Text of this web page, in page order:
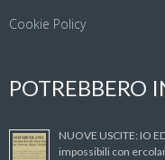
Cookie Policy
POTREBBERO
NUOVE USCITE: IO
impossibili con